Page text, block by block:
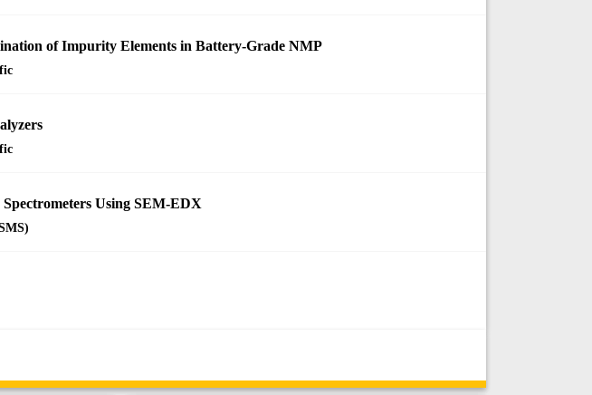
of Impurity Elements in Battery-Grade NMP
Using SEM-EDX